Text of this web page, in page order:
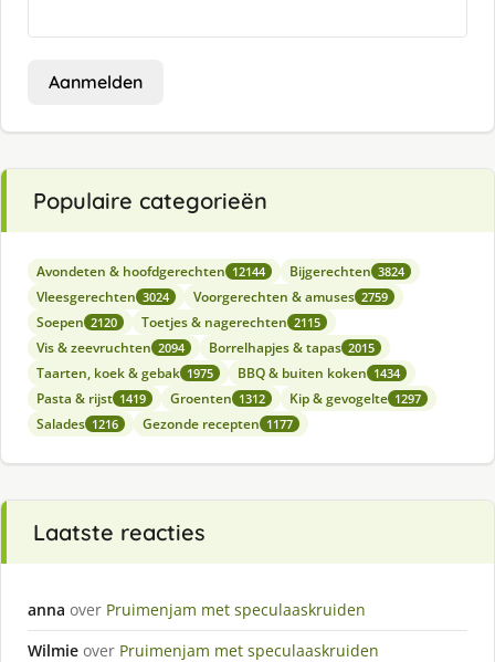
Aanmelden
Populaire categorieën
Avondeten & hoofdgerechten 12144 Bijgerechten 3824
Vleesgerechten 3024 Voorgerechten & amuses 2759
Soepen 2120 Toetjes & nagerechten 2115
Vis & zeevruchten 2094 Borrelhapjes & tapas 2015
Taarten, koek & gebak 1975 BBQ & buiten koken 1434
Pasta & rijst 1419 Groenten 1312 Kip & gevogelte 1297
Salades 1216 Gezonde recepten 1177
Laatste reacties
anna over Pruimenjam met speculaaskruiden
Wilmie over Pruimenjam met speculaaskruiden